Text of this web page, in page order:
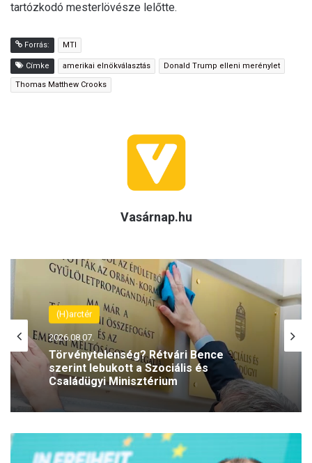
tartózkodó mesterlövésze lelőtte.
Forrás: MTI
Címke amerikai elnökválasztás Donald Trump elleni merénylet
Thomas Matthew Crooks
Vasárnap.hu
(H)arctér
2026.08.07.
Törvénytelenség? Rétvári Bence
szerint lebukott a Szociális és
Családügyi Minisztérium
Németországban
dőlhet